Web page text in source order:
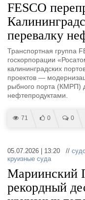
FESCO
перевалку
Транспортная группа
госкорпорации
калининградских
проектов —
рыбного порта (КМРП)
нефтепродуктами.
71 0 0
05.07.2026 | 13:20 //
круизные суда
Мариинский
рекордный